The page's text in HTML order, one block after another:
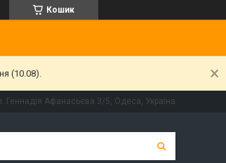
Кошик
(10.08).
Геннадія Афанасьєва 3/5, Одеса, Україна